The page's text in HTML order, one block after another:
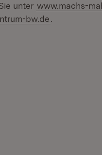
unter www.machs-
bw.de